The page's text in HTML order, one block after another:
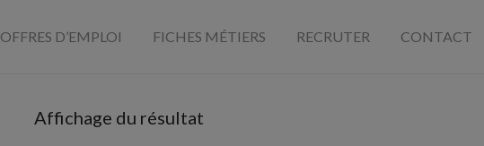
OFFRES D’EMPLOI FICHES MÉTIERS RECRUTER CONTACT
Affichage du résultat